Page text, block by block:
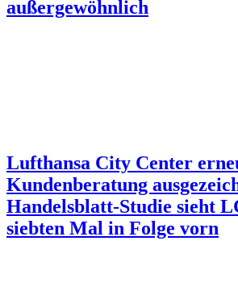
außergewöhnlich
Lufthansa City Center
Kundenberatung
Handelsblatt-Studie sieht
siebten Mal in Folge vorn